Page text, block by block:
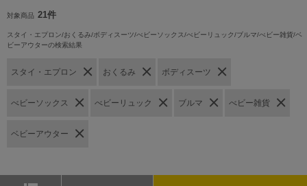
対象商品 21件
スタイ・エプロン/おくるみ/ボディスーツ/べビーソックス/べビーリュック/ブルマ/べビー雑貨/ベ
ビーアウターの検索結果
スタイ・エプロン おくるみ ボディスーツ
べビーソックス べビーリュック ブルマ べビー雑貨
ベビーアウター